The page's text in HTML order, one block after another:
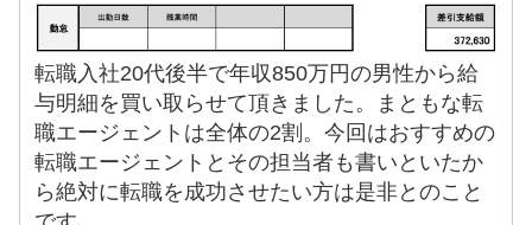
転職入社20代後半で年収850万円の男性から給
与明細を買い取らせて頂きました。まともな転
職エージェントは全体の2割。今回はおすすめの
転職エージェントとその担当者も書いといたか
ら絶対に転職を成功させたい方は是非とのこと